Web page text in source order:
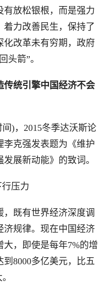
有放松银根，而是强力
力改善民生，保持了
化改革未有穷期，政府
头箭”。
统引擎中国经济不会
)，2015冬季达沃斯论
克强发表题为《维护
展新动能》的致词。
压力
既有世界经济深度调
济规律。现在中国经济
，即使是每年7%的增
8000多亿美元，比五